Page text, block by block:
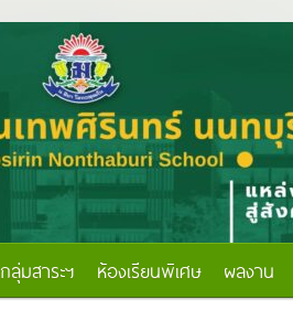
กลุ่มสาระฯ ห้องเรียนพิเศษ ผลงาน